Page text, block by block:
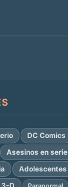
DC Comics
Asesinos en serie
Adolescentes